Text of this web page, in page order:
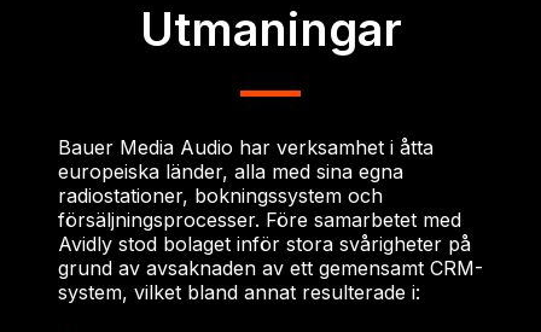
Utmaningar
Bauer Media Audio har verksamhet i åtta
europeiska länder, alla med sina egna
radiostationer, bokningssystem och
försäljningsprocesser. Före samarbetet med
Avidly stod bolaget inför stora svårigheter på
grund av avsaknaden av ett gemensamt CRM-
system, vilket bland annat resulterade i: